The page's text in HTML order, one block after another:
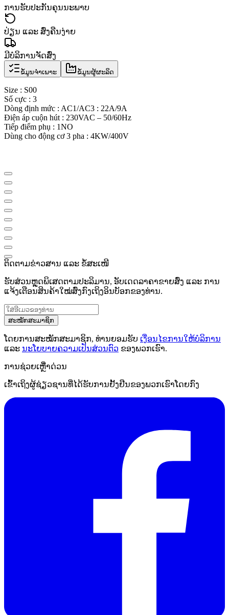
ການຮັບປະກັນຄຸນນະພາບ
ປ່ຽນ ແລະ ສົ່ງຄືນງ່າຍ
ມີບໍລິການຈັດສົ່ງ
ຂໍ້ມູນຈຳເພາະ ຂໍ້ມູນຜູ້ຜະລິດ
Size : S00
Số cực : 3
Dòng định mức : AC1/AC3 : 22A/9A
Điện áp cuộn hút : 230VAC – 50/60Hz
Tiếp điểm phụ : 1NO
Dùng cho động cơ 3 pha : 4KW/400V
ຕິດຕາມຂ່າວສານ ແລະ ຂໍ້ສະເໜີ
ຮັບສ່ວນຫຼຸດພິເສດຕາມປະລິມານ, ອັບເດດລາຄາຂາຍສົ່ງ ແລະ ການ
ແຈ້ງເຕືອນສິນຄ້າໃໝ່ສົ່ງກົງເຖິງອິນບັອກຂອງທ່ານ.
ສະໝັກສະມາຊິກ
ໂດຍການສະໝັກສະມາຊິກ, ທ່ານຍອມຮັບ ເງື່ອນໄຂການໃຫ້ບໍລິການ
ແລະ ນະໂຍບາຍຄວາມເປັນສ່ວນຕົວ ຂອງພວກເຮົາ.
ການຊ່ວຍເຫຼືໍາດ່ວນ
ເຂົ້າເຖິງຜູ້ຊ່ຽວຊານທີ່ໄດ້ຮັບການຢັ້ງຢືນຂອງພວກເຮົາໂດຍກົງ